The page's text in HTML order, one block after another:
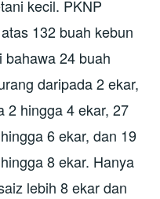
kecil. PKNP
132 buah kebun
bahawa 24 buah
daripada 2 ekar,
2 hingga 4 ekar, 27
6 ekar, dan 19
8 ekar. Hanya
lebih 8 ekar dan